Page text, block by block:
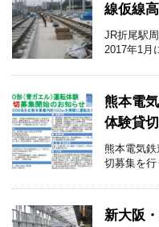
線仮線
JR折尾駅
2017年1月
熊本電
体験貸
熊本電気
切募集を
新大阪